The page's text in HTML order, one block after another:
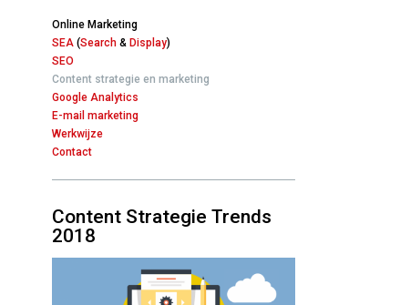
Online Marketing
SEA(Search& Display)
SEO
Content strategie en marketing
Google Analytics
E-mail marketing
Werkwijze
Contact
Content Strategie Trends
2018